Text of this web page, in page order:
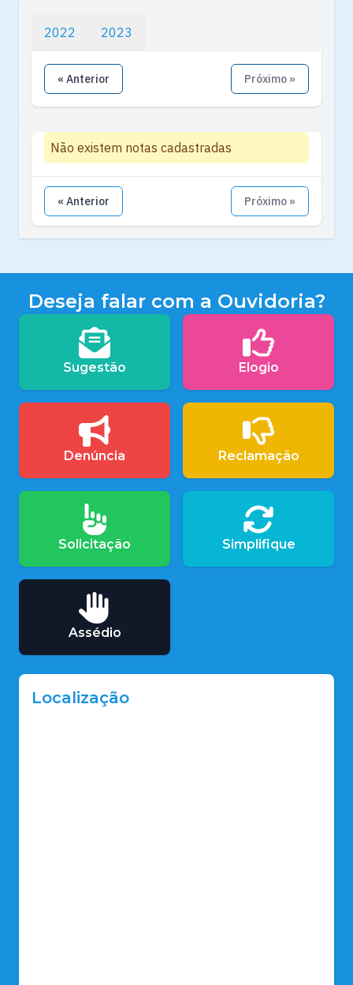
2022 2023
« Anterior Próximo »
Não existem notas cadastradas
« Anterior Próximo »
Deseja falar com a Ouvidoria?
Sugestão Elogio
Denúncia Reclamação
Solicitação Simplifique
Assédio
Localização